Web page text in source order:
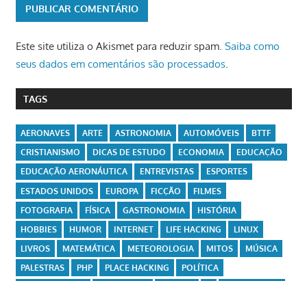
Este site utiliza o Akismet para reduzir spam. Saiba como
seus dados em comentários são processados.
TAGS
AERONAVES ARTE ASTRONOMIA AUTOMÓVEIS
BTTF
CRISTIANISMO
DICAS DE ESTUDO ECONOMIA
EDUCAÇÃO
EDUCAÇÃO AERONÁUTICA
ENTREVISTAS
ESPORTES
ESTADOS UNIDOS
EUROPA FICÇÃO
FILMES
FOTOGRAFIA
FÍSICA GASTRONOMIA
HISTÓRIA
HOBBIES
HUMOR INTERNET LIFE HACKING
LINUX
LIVROS
MATEMÁTICA METEOROLOGIA MITOS
MÚSICA
PALESTRAS
PHP PLACE HACKING
POLÍTICA